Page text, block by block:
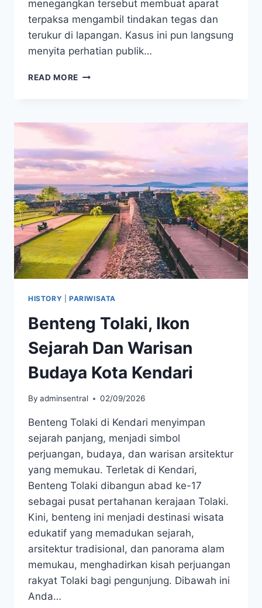
menegangkan tersebut membuat aparat
terpaksa mengambil tindakan tegas dan
terukur di lapangan. Kasus ini pun langsung
menyita perhatian publik…
READ MORE GEGER!
DI
KENDARI
DITANGKAP,
SATU
DITEMBAK
DI
TEMPAT!
HISTORY PARIWISATA
Benteng Tolaki, Ikon
Sejarah Dan Warisan
Budaya Kota Kendari
By adminsentral 02/09/2026
Benteng Tolaki di Kendari menyimpan
sejarah panjang, menjadi simbol
perjuangan, budaya, dan warisan arsitektur
yang memukau. Terletak di Kendari,
Benteng Tolaki dibangun abad ke-17
sebagai pusat pertahanan kerajaan Tolaki.
Kini, benteng ini menjadi destinasi wisata
edukatif yang memadukan sejarah,
arsitektur tradisional, dan panorama alam
memukau, menghadirkan kisah perjuangan
rakyat Tolaki bagi pengunjung. Dibawah ini
Anda…